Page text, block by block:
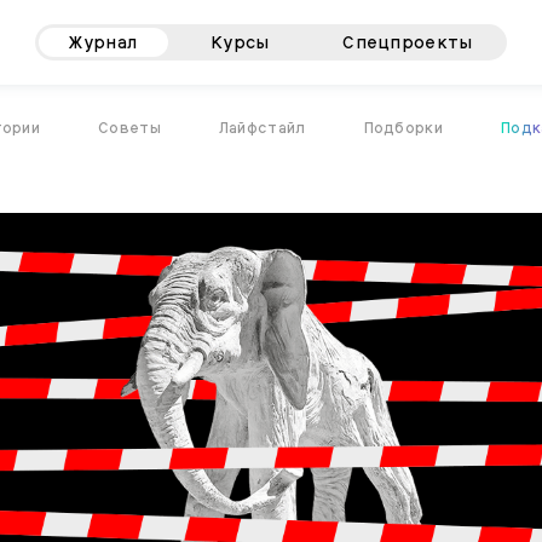
Журнал Курсы Спецпроекты
Советы Лайфстайл Подборки